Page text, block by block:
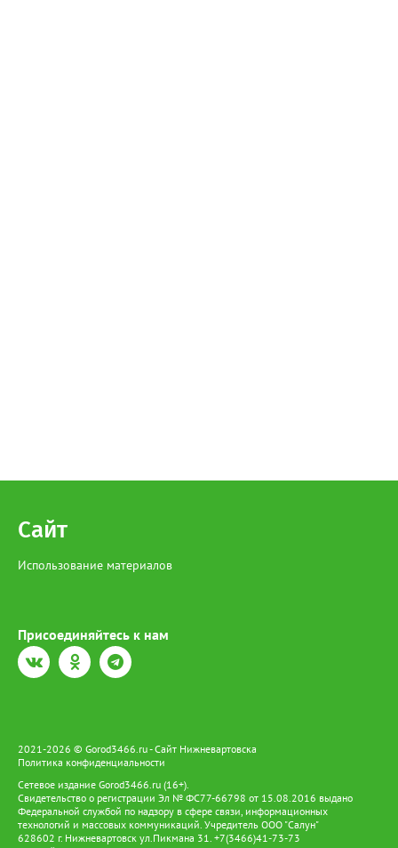
Сайт
Использование материалов
Присоединяйтесь к нам
2021-2026 © Gorod3466.ru - Сайт Нижневартовска
Политика конфиденциальности
Сетевое издание Gorod3466.ru (16+).
Свидетельство о регистрации Эл № ФС77-66798 от 15.08.2016 выдано
Федеральной службой по надзору в сфере связи, информационных
технологий и массовых коммуникаций. Учредитель ООО "Салун"
628602 г. Нижневартовск ул.Пикмана 31. +7(3466)41-73-73